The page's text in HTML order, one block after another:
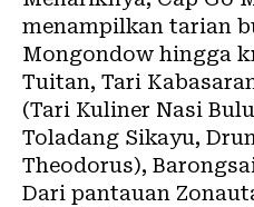
menampilkan tarian
Mongondow hingga
Tuitan, Tari
(Tari Kuliner Nasi
Toladang Sikayu,
Theodorus),
Dari pantauan